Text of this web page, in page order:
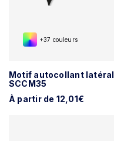
+37 couleurs
Motif autocollant latéral
SCCM35
À partir de 12,01€